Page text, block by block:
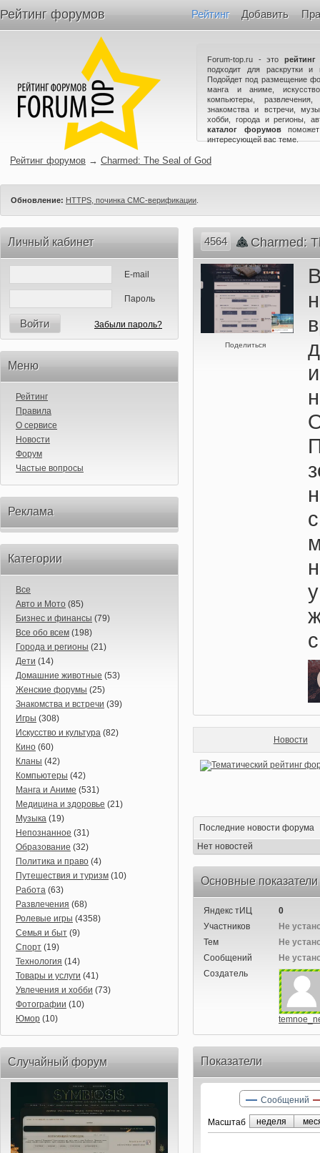
Рейтинг форумов Рейтинг Добавить
Forum-top.ru - это
подходит для раскрутки и
Подойдет под размещение
манга и аниме,
компьютеры,
знакомства и встречи,
хобби, города и регионы,
каталог форумов
интересующей вас теме.
Рейтинг форумов → Charmed: The Seal of God
Обновление: HTTPS, починка СМС-верификации
Личный кабинет
E-mail
Пароль
Войти Забыли пароль?
Меню
Рейтинг
Правила
О сервисе
Новости
Форум
Частые вопросы
Реклама
Категории
Все
Авто и Мото (85)
Бизнес и финансы (79)
Все обо всем (198)
Города и регионы (21)
Дети (14)
Домашние животные (53)
Женские форумы (25)
Знакомства и встречи (39)
Игры (308)
Искусство и культура (82)
Кино (60)
Кланы (42)
Компьютеры (42)
Манга и Аниме (531)
Медицина и здоровье (21)
Музыка (19)
Непознанное (31)
Образование (32)
Политика и право (4)
Путешествия и туризм (10)
Работа (63)
Развлечения (68)
Ролевые игры (4358)
Семья и быт (9)
Спорт (19)
Технология (14)
Товары и услуги (41)
Увлечения и хобби (73)
Фотографии (10)
Юмор (10)
Случайный форум
4564 Charmed:
Поделиться
Новости
Последние новости форума
Нет новостей
Основные
Яндекс тИЦ
0
Участников
Не
Тем
Не
Сообщений
Не
Создатель
Показатели
Маcштаб
Сообщений
неделя